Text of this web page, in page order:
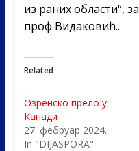
из раних области“,
проф Видаковић..
Related
Озренско прело у
Канади
27. фебруар 2024.
In "DIJASPORA"